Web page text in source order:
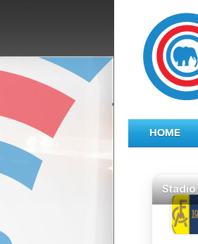
HOME
Stadio